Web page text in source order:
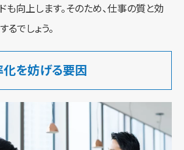
も向上します。そのため、仕事の質と効
でしょう。
を妨げる要因